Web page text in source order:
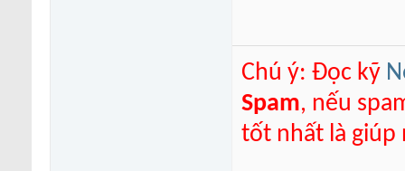
Chú ý: Đọc kỹ
Spam, nếu
tốt nhất là giúp